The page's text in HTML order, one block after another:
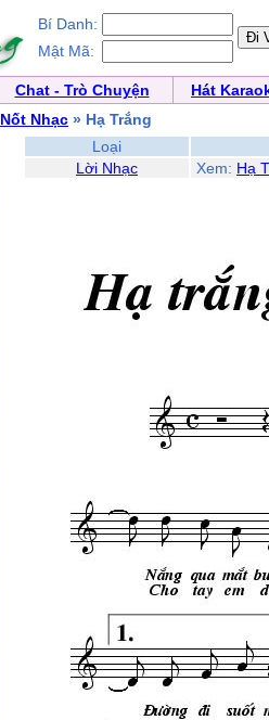
Bí Danh:
Mật Mã:
Chat - Trò Chuyện
Hát
Nốt Nhạc » Hạ Trắng
Loại
Lời Nhạc
Xem: Hạ